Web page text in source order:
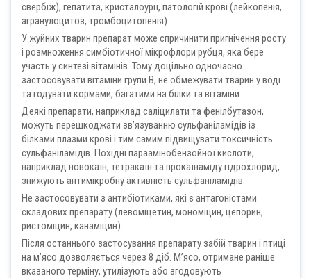
свербіж), гепатита, кристалоурії, патологій крові (лейкопенія,
агранулоцитоз, тромбоцитопенія).
У жуйних тварин препарат може спричинити пригнічення росту
і розмноження симбіотичної мікрофлори рубця, яка бере
участь у синтезі вітамінів. Тому доцільно одночасно
застосовувати вітаміни групи В, не обмежувати тварин у воді
та годувати кормами, багатими на білки та вітаміни.
Деякі препарати, наприклад саліцилати та фенілбутазон,
можуть перешкоджати зв’язуванню сульфаніламідів із
білками плазми крові і тим самим підвищувати токсичність
сульфаніламідів. Похідні параамінобензойної кислоти,
наприклад новокаїн, тетракаїн та прокаїнаміду гідрохлорид,
знижують антимікробну активність сульфаніламідів.
Не застосовувати з антибіотиками, які є антагоністами
складових препарату (левоміцетин, мономіцин, цепорин,
ристоміцин, канаміцин).
Після останнього застосування препарату забій тварин і птиці
на м’ясо дозволяється через 8 діб. М’ясо, отримане раніше
вказаного терміну, утилізують або згодовують